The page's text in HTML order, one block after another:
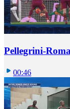
Pellegrini-
00:46